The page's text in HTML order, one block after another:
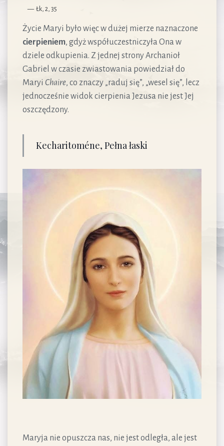
Łk, 2, 35
Życie Maryi było więc w dużej mierze naznaczone
cierpieniem, gdyż współuczestniczyła Ona w
dziele odkupienia. Z jednej strony Archanioł
Gabriel w czasie zwiastowania powiedział do
Maryi Chaire, co znaczy „raduj się”, „wesel się”, lecz
jednocześnie widok cierpienia Jezusa nie jest Jej
oszczędzony.
Kecharitoméne, Pełna łaski
Maryja nie opuszcza nas, nie jest odległa, ale jest